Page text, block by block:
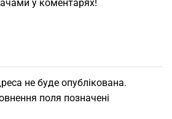
у коментарях!
не буде опублікована.
поля позначені